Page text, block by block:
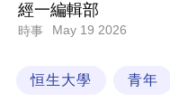
技
經一編輯部
時事 May 19 2026
恒生大學 青年